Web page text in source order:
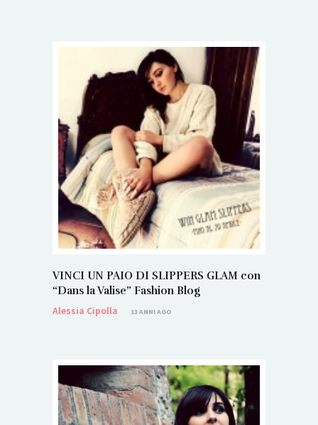
VINCI UN PAIO DI SLIPPERS GLAM con
“Dans la Valise” Fashion Blog
Alessia Cipolla
13 ANNI AGO